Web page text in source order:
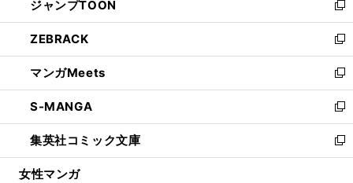
く
で
開
く
ド
ウ
で
開
く
ィ
ン
ド
ウ
で
開
く
い
ウ
ィ
ン
ド
ウ
で
開
く
ジャンプTOON
新
し
い
ウ
ィ
ン
ド
ウ
で
開
ZEBRACK
新
し
い
ウ
ィ
ン
ド
ウ
マンガMeets
新
し
い
ウ
ィ
ン
S-MANGA
新
し
い
ウ
集英社コミック文庫
新
し
女性マンガ